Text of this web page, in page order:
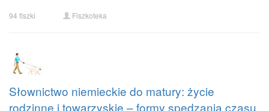
94 fiszki Fiszkoteka
Słownictwo niemieckie do matury: życie
rodzinne i towarzyskie – formy spędzania czasu